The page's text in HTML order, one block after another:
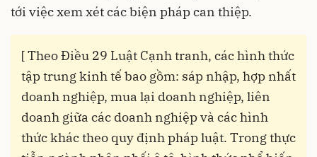
tới việc xem xét các biện pháp can thiệp.
[ Theo Điều 29 Luật Cạnh tranh, các hình thức
tập trung kinh tế bao gồm: sáp nhập, hợp nhất
doanh nghiệp, mua lại doanh nghiệp, liên
doanh giữa các doanh nghiệp và các hình
thức khác theo quy định pháp luật. Trong thực